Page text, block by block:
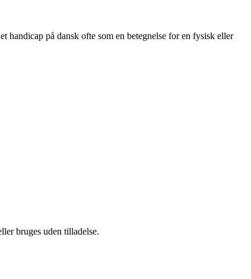
handicap på dansk ofte som en betegnelse for en fysisk eller
bruges uden tilladelse.